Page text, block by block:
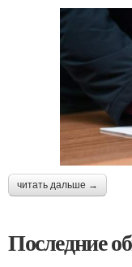
читать дальше →
Последние